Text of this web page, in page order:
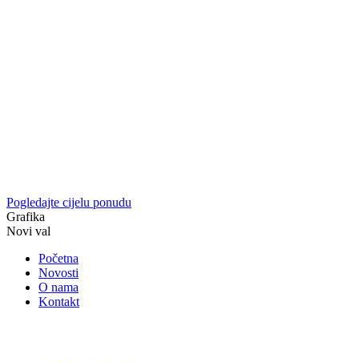
Pogledajte cijelu ponudu
Grafika
Novi val
Početna
Novosti
O nama
Kontakt